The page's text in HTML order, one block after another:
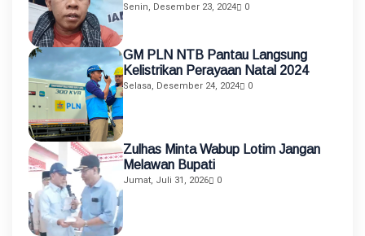
Senin, Desember 23, 2024 0
GM PLN NTB Pantau Langsung
Kelistrikan Perayaan Natal 2024
Selasa, Desember 24, 2024 0
Zulhas Minta Wabup Lotim Jangan
Melawan Bupati
Jumat, Juli 31, 2026 0